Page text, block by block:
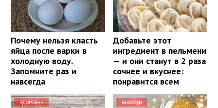
Почему нельзя класть
яйца после варки в
холодную воду.
Запомните раз и
навсегда
Добавьте этот
ингредиент в пельмени
— и они станут в 2 раза
сочнее и вкуснее:
понравится всем
ЗДОРОВЬЕ НОВОСТИ